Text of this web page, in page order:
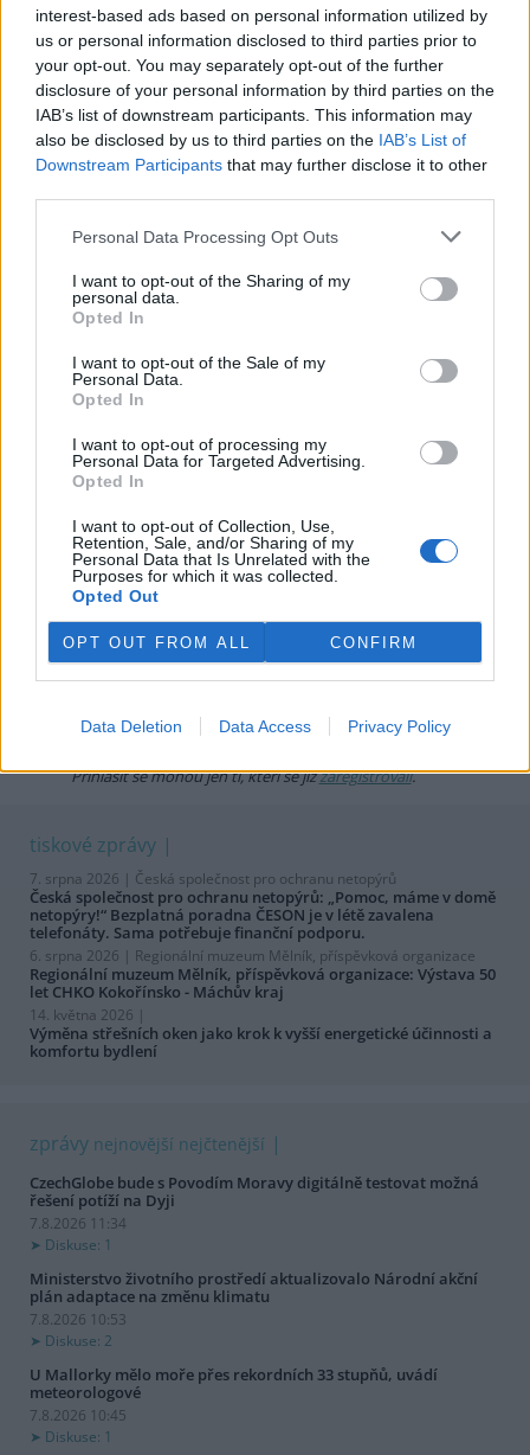
interest-based ads based on personal information utilized by
us or personal information disclosed to third parties prior to
your opt-out. You may separately opt-out of the further
disclosure of your personal information by third parties on the
IAB’s list of downstream participants. This information may
also be disclosed by us to third parties on the IAB’s List of
Downstream Participants that may further disclose it to other
Personal Data Processing Opt Outs
I want to opt-out of the Sharing of my
personal data.
Opted In
I want to opt-out of the Sale of my
Personal Data.
Opted In
I want to opt-out of processing my
Personal Data for Targeted Advertising.
Opted In
I want to opt-out of Collection, Use,
Retention, Sale, and/or Sharing of my
Personal Data that Is Unrelated with the
Purposes for which it was collected.
Opted Out
OPT OUT FROM ALL CONFIRM
Data Deletion Data Access Privacy Policy
reklama
Dalibor Dostál , tel: 420606635303
poslat
Česká republika
Online diskuse
Redakce Ekolistu vítá čtenářské názory, komentáře a postřehy. Tím,
že zde publikujete svůj příspěvek, se ale zároveň zavazujete
dodržovatpravidla diskuse. V případě porušení si redakce
vyhrazuje právo smazat diskusní příspěvěk
Uživatelský e-mail
Přihlásit se mohou jen ti, kteří se jižzaregistrovali.
tiskové zprávy
7. srpna 2026 | Česká společnost pro ochranu netopýrů
Česká společnost pro ochranu netopýrů: „Pomoc, máme v domě
netopýry!“ Bezplatná poradna ČESON je v létě zavalena
telefonáty. Sama potřebuje finanční podporu.
6. srpna 2026 | Regionální muzeum Mělník, příspěvková organizace
Regionální muzeum Mělník, příspěvková organizace: Výstava 50
let CHKO Kokořínsko - Máchův kraj
14. května 2026 |
Výměna střešních oken jako krok k vyšší energetické účinnosti a
komfortu bydlení
zprávy nejnovější nejčtenější
CzechGlobe bude s Povodím Moravy digitálně testovat možná
řešení potíží na Dyji
7.8.2026 11:34
Diskuse: 1
Ministerstvo životního prostředí aktualizovalo Národní akční
plán adaptace na změnu klimatu
7.8.2026 10:53
Diskuse: 2
U Mallorky mělo moře přes rekordních 33 stupňů, uvádí
meteorologové
7.8.2026 10:45
Diskuse: 1